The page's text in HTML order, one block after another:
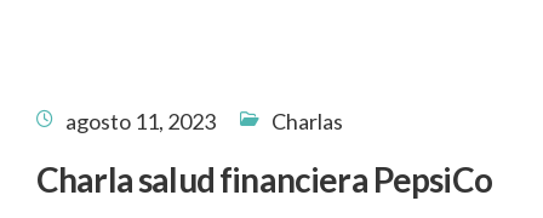
agosto 11, 2023 Charlas
Charla salud financiera PepsiCo